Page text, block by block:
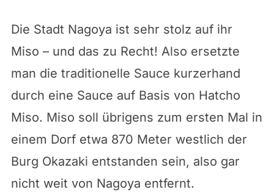
Die Stadt Nagoya ist sehr stolz auf ihr
Miso – und das zu Recht! Also ersetzte
man die traditionelle Sauce kurzerhand
durch eine Sauce auf Basis von Hatcho
Miso. Miso soll übrigens zum ersten Mal in
einem Dorf etwa 870 Meter westlich der
Burg Okazaki entstanden sein, also gar
nicht weit von Nagoya entfernt.